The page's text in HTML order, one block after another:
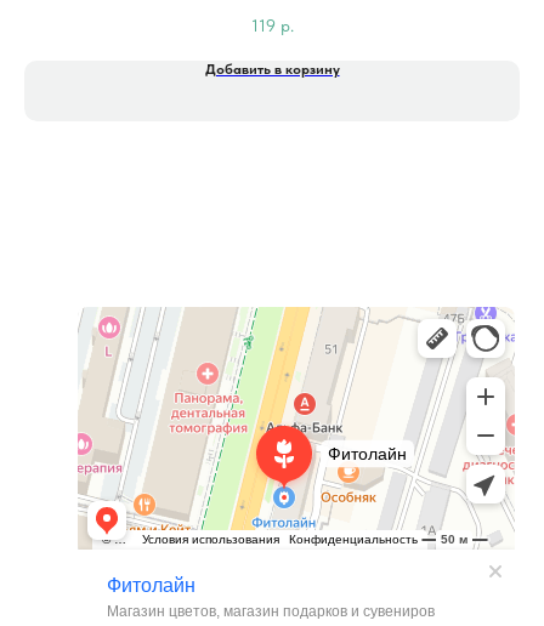
119 р.
Добавить в корзину
Фитолайн
Магазин цветов в Чебоксарах
Магазин подарков и сувениров в Чебоксарах